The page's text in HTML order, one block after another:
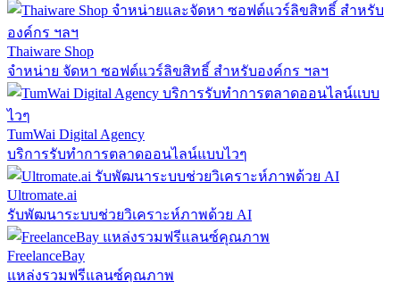
Thaiware Shop
จำหน่าย จัดหา ซอฟต์แวร์ลิขสิทธิ์ สำหรับองค์กร ฯลฯ
TumWai Digital Agency
บริการรับทำการตลาดออนไลน์แบบไวๆ
Ultromate.ai
รับพัฒนาระบบช่วยวิเคราะห์ภาพด้วย AI
FreelanceBay
แหล่งรวมฟรีแลนซ์คุณภาพ